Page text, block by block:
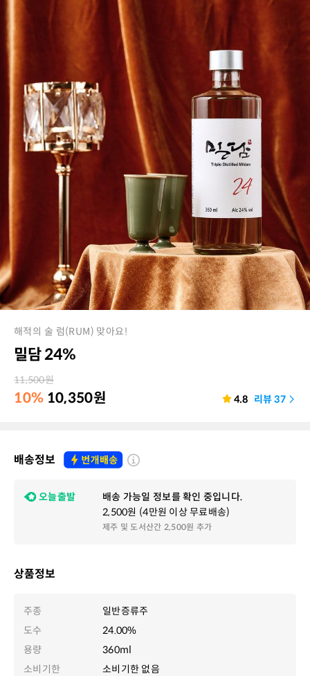
해적의 술 럼(RUM) 맞아요!
밀담 24%
11,500원
10% 10,350원 4.8 리뷰37
상품정보
주종
일반증류주
도수
24.00%
용량
360ml
소비기한
소비기한 없음
배송정보
오늘출발
배송 가능일 정보를 확인 중입니다.
2,500원 (4만원 이상 무료배송)
제주 및 도서산간 2,500원 추가